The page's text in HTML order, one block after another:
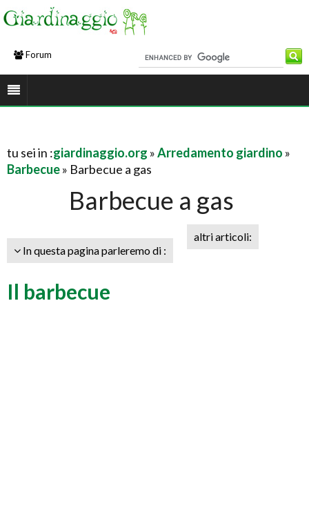
Forum
tu sei in :giardinaggio.org »Arredamento giardino »
Barbecue» Barbecue a gas
Barbecue a gas
In questa pagina parleremo di :
altri articoli:
Il barbecue